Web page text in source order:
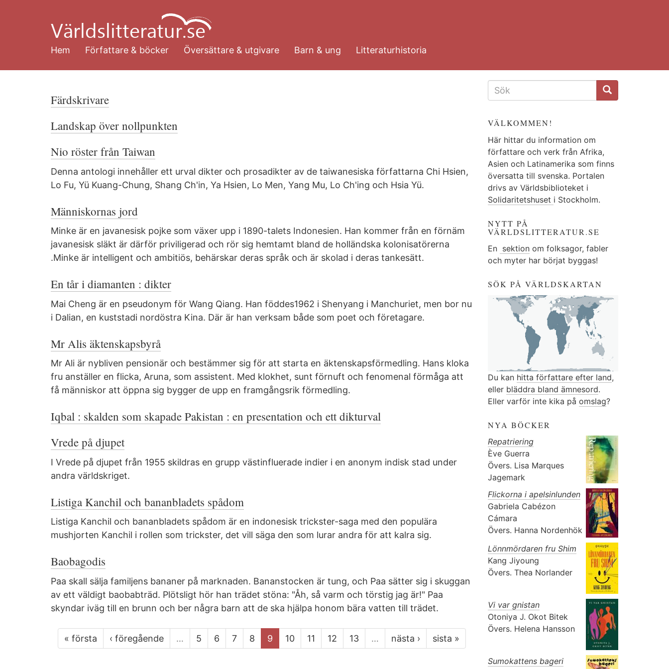
huvudinnehåll
Hem
Författare & böcker Översättare & utgivare Barn & ung Litteraturhistoria
Färdskrivare
Landskap över nollpunkten
Nio röster från Taiwan
Denna antologi innehåller ett urval dikter och prosadikter av de taiwanesiska författarna Chi Hsien,
Lo Fu, Yü Kuang-Chung, Shang Ch'in, Ya Hsien, Lo Men, Yang Mu, Lo Ch'ing och Hsia Yü.
Människornas jord
Minke är en javanesisk pojke som växer upp i 1890-talets Indonesien. Han kommer från en förnäm
javanesisk släkt är därför priviligerad och rör sig hemtamt bland de holländska kolonisatörerna
.Minke är intelligent och ambitiös, behärskar deras språk och är skolad i deras tankesätt.
En tår i diamanten : dikter
Mai Cheng är en pseudonym för Wang Qiang. Han föddes1962 i Shenyang i Manchuriet, men bor nu
i Dalian, en kuststadi nordöstra Kina. Där är han verksam både som poet och företagare.
Mr Alis äktenskapsbyrå
Mr Ali är nybliven pensionär och bestämmer sig för att starta en äktenskapsförmedling. Hans kloka
fru anställer en flicka, Aruna, som assistent. Med klokhet, sunt förnuft och fenomenal förmåga att
få människor att öppna sig bygger de upp en framgångsrik förmedling.
Iqbal : skalden som skapade Pakistan : en presentation och ett dikturval
Vrede på djupet
I Vrede på djupet från 1955 skildras en grupp västinfluerade indier i en anonym indisk stad under
andra världskriget.
Listiga Kanchil och bananbladets spådom
Listiga Kanchil och bananbladets spådom är en indonesisk trickster-saga med den populära
mushjorten Kanchil i rollen som trickster, det vill säga den som lurar andra för att kalra sig.
Baobagodis
Paa skall sälja familjens bananer på marknaden. Bananstocken är tung, och Paa sätter sig i skuggan
av ett väldigt baobabträd. Plötsligt hör han trädet stöna: "Åh, så varm och törstig jag är!" Paa
skyndar iväg till en brunn och ber några barn att de ska hjälpa honom bära vatten till trädet.
« första ‹ föregående … 5 6 7 8 9 10 11 12 13 … nästa › sista »
SÖKFORMULÄR
VÄLKOMMEN!
Här hittar du information om
författare och verk från Afrika,
Asien och Latinamerika som finns
översatta till svenska. Portalen
drivs av Världsbiblioteket i
Solidaritetshuset i Stockholm.
NYTT PÅ
VÄRLDSLITTERATUR.SE
En sektionom folksagor, fabler
och myter har börjat byggas!
SÖK PÅ VÄRLDSKARTAN
Du kan hitta författare efter land,
eller bläddra bland ämnesord.
Eller varför inte kika på omslag?
NYA BÖCKER
Repatriering
Ève Guerra
Övers. Lisa Marques
Jagemark
Flickorna i apelsinlunden
Gabriela Cabézon
Cámara
Övers. Hanna Nordenhök
Lönnmördaren fru Shim
Kang Jiyoung
Övers. Thea Norlander
Vi var gnistan
Otoniya J. Okot Bitek
Övers. Helena Hansson
Sumokattens bageri